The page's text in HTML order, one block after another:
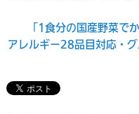
「1食分の国産野菜で
アレルギー28品目対応・